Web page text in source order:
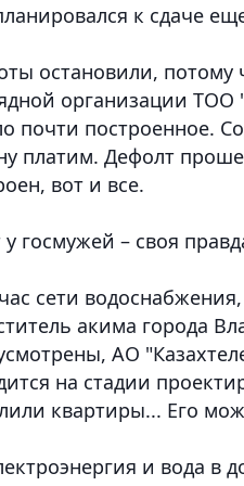
к сдаче
остановили, потому
организации
почти построенное.
платим. Дефолт
вот и все.
у госмужей – своя
сети
акима города
АО
на стадии
квартиры... Его
и вода в